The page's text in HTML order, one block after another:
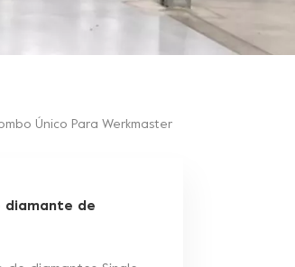
Único Para Werkmaster
diamante de